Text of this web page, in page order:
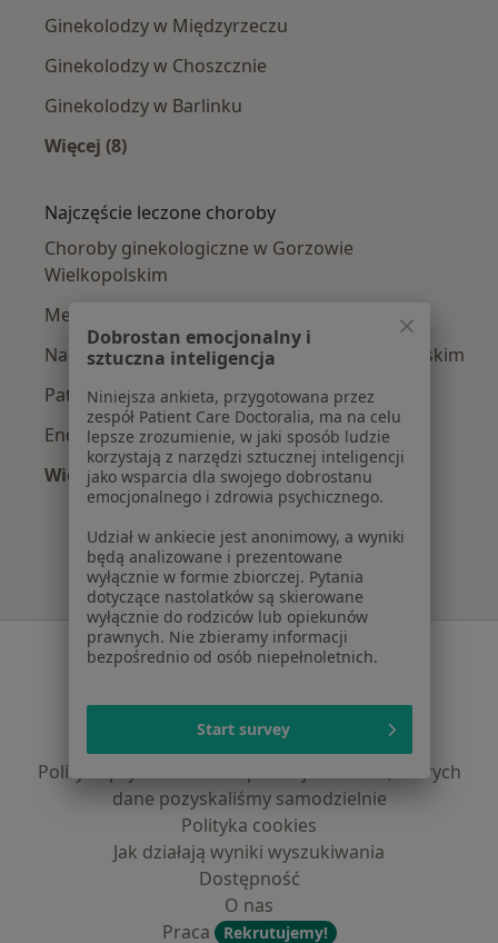
Ginekolodzy w Międzyrzeczu
Ginekolodzy w Choszcznie
Ginekolodzy w Barlinku
Więcej (8)
Najczęście leczone choroby
Choroby ginekologiczne w Gorzowie
Wielkopolskim
Menopauza w Gorzowie Wielkopolskim
Nadżerki szyjki macicy w Gorzowie Wielkopolskim
Patologia ciąży w Gorzowie Wielkopolskim
Endometrioza w Gorzowie Wielkopolskim
Więcej (15)
Więcej w kategorii: Najczęście leczone
Serwis
Polityka prywatności pacjentów
Polityka prywatności profesjonalistów
Polityka prywatności dla profesjonalistów, których
dane pozyskaliśmy samodzielnie
Polityka cookies
Jak działają wyniki wyszukiwania
Dostępność
O nas
Praca
Rekrutujemy!
Dobrostan emocjonalny i
sztuczna inteligencja
Niniejsza ankieta, przygotowana przez
zespół Patient Care Doctoralia, ma na celu
lepsze zrozumienie, w jaki sposób ludzie
korzystają z narzędzi sztucznej inteligencji
jako wsparcia dla swojego dobrostanu
emocjonalnego i zdrowia psychicznego.
Udział w ankiecie jest anonimowy, a wyniki
będą analizowane i prezentowane
wyłącznie w formie zbiorczej. Pytania
dotyczące nastolatków są skierowane
wyłącznie do rodziców lub opiekunów
prawnych. Nie zbieramy informacji
bezpośrednio od osób niepełnoletnich.
Start survey